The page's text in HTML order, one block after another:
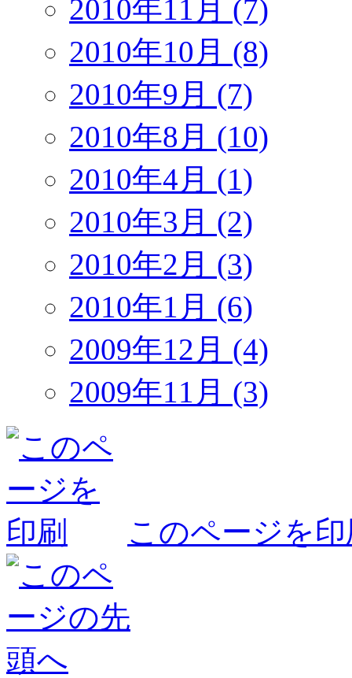
2010年11月 (7)
2010年10月 (8)
2010年9月 (7)
2010年8月 (10)
2010年4月 (1)
2010年3月 (2)
2010年2月 (3)
2010年1月 (6)
2009年12月 (4)
2009年11月 (3)
このページを